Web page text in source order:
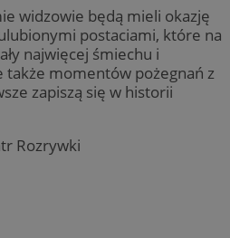
widzowie będą mieli okazję
postaciami, które na
najwięcej śmiechu i
także momentów pożegnań z
zapiszą się w historii
Rozrywki